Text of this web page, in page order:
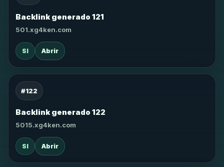
Backlink generado 121
501.xg4ken.com
SI Abrir
#122
Backlink generado 122
5015.xg4ken.com
SI Abrir